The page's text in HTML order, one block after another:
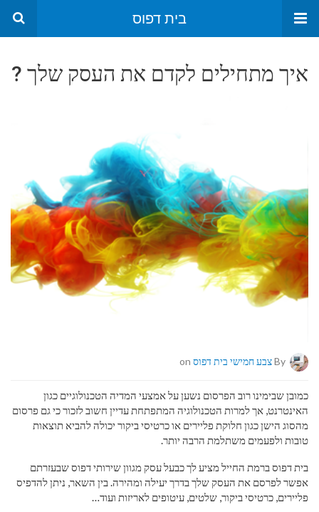
בית דפוס
איך מתחילים לקדם את העסק שלך ?
Byצבע חמישי בית דפוס
כמובן שבימינו רוב הפרסום נשען על אמצעי המדיה הטכנולוגיים כגון
האינטרנט, אך למרות הטכנולוגיה המתפתחת עדיין חשוב לזכור כי גם פרסום
מהסוג הישן כגון חלוקת פליירים או כרטיסי ביקור יכולה להביא תוצאות
טובות ולפעמים משתלמת הרבה יותר.
בית דפוס ברמת החייל מציע לך כבעל עסק מגוון שירותי דפוס שבעזרתם
אפשר לפרסם את העסק שלך בדרך יעילה ומהירה. בין השאר, ניתן להדפיס
פליירים, כרטיסי ביקור, שלטים, עיטופים לאריזות ועוד…